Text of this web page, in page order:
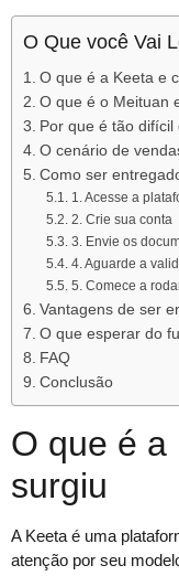
O Que você Vai
O que é a Keeta e
O que é o Meituan
Por que é tão
O cenário de
Como ser
1. Acesse a
2. Crie sua conta
3. Envie os
4. Aguarde a
5. Comece a
Vantagens de ser
O que esperar do
FAQ
Conclusão
O que é a
surgiu
A Keeta é uma
atenção por seu